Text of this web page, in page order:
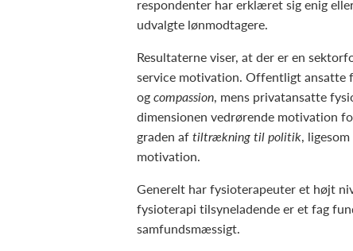
respondenter har erklæret sig enig
udvalgte lønmodtagere.
Resultaterne viser, at der er en
service motivation. Offentligt ansatte
ogcompassion, mens privatansatte
dimensionen vedrørende motivation
graden aftiltrækning til politik,
motivation.
Generelt har fysioterapeuter et højt
fysioterapi tilsyneladende er et fag
samfundsmæssigt.